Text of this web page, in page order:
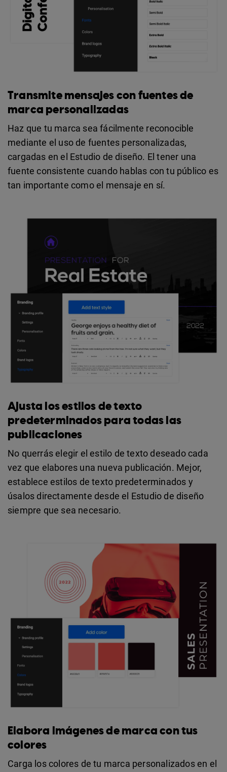
Transmite mensajes con fuentes de
marca personalizadas
Haz que tu marca sea fácilmente reconocible
mediante el uso de fuentes personalizadas,
cargadas en el Estudio de diseño. El tener una
fuente consistente cuando hablas con tu público es
tan importante como el mensaje en sí.
Ajusta los estilos de texto
predeterminados para todas las
publicaciones
No querrás elegir el estilo de texto deseado cada
vez que elabores una nueva publicación. Mejor,
establece estilos de texto predeterminados y
úsalos directamente desde el Estudio de diseño
siempre que sea necesario.
Elabora imágenes de marca con tus
colores
Carga los colores de tu marca personalizados en el